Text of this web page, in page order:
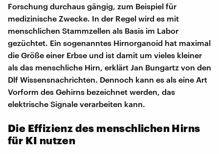
Forschung durchaus gängig, zum Beispiel für
medizinische Zwecke. In der Regel wird es mit
menschlichen Stammzellen als Basis im Labor
gezüchtet. Ein sogenanntes Hirnorganoid hat maximal
die Größe einer Erbse und ist damit um vieles kleiner
als das menschliche Hirn, erklärt Jan Bungartz von den
Dlf Wissensnachrichten. Dennoch kann es als eine Art
Vorform des Gehirns bezeichnet werden, das
elektrische Signale verarbeiten kann.
Die Effizienz des menschlichen Hirns
für KI nutzen